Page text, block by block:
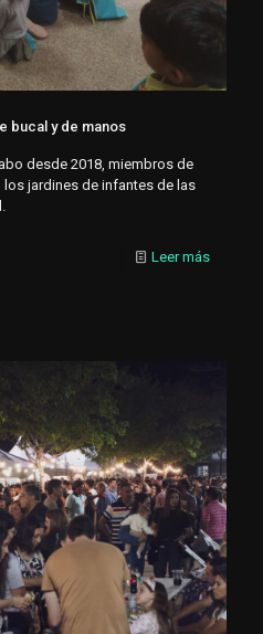
bucal y de manos
desde 2018, miembros de
los jardines de infantes de las
Leer más